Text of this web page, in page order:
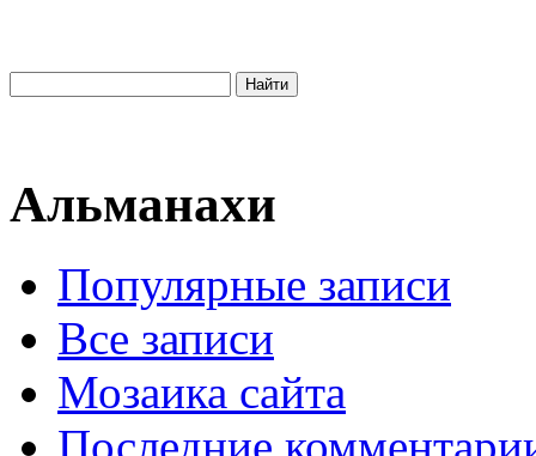
Альманахи
Популярные записи
Все записи
Мозаика сайта
Последние